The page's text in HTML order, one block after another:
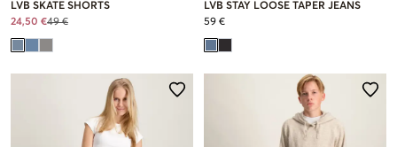
LVB SKATE SHORTS
24,50 €49 €
LVB STAY LOOSE TAPER JEANS
59 €